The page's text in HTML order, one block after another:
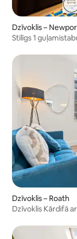
Dzīvoklis –
Stilīgs 1
Dzīvoklis – Roath
Dzīvoklis Kārdifā